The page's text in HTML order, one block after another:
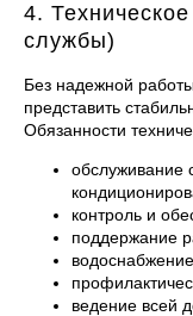
4.
службы)
Без надежной
представить
Обязанности
обслуживание
контроль и
поддержание
ведение всей